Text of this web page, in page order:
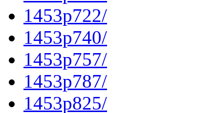
1453p722/
1453p740/
1453p757/
1453p787/
1453p825/